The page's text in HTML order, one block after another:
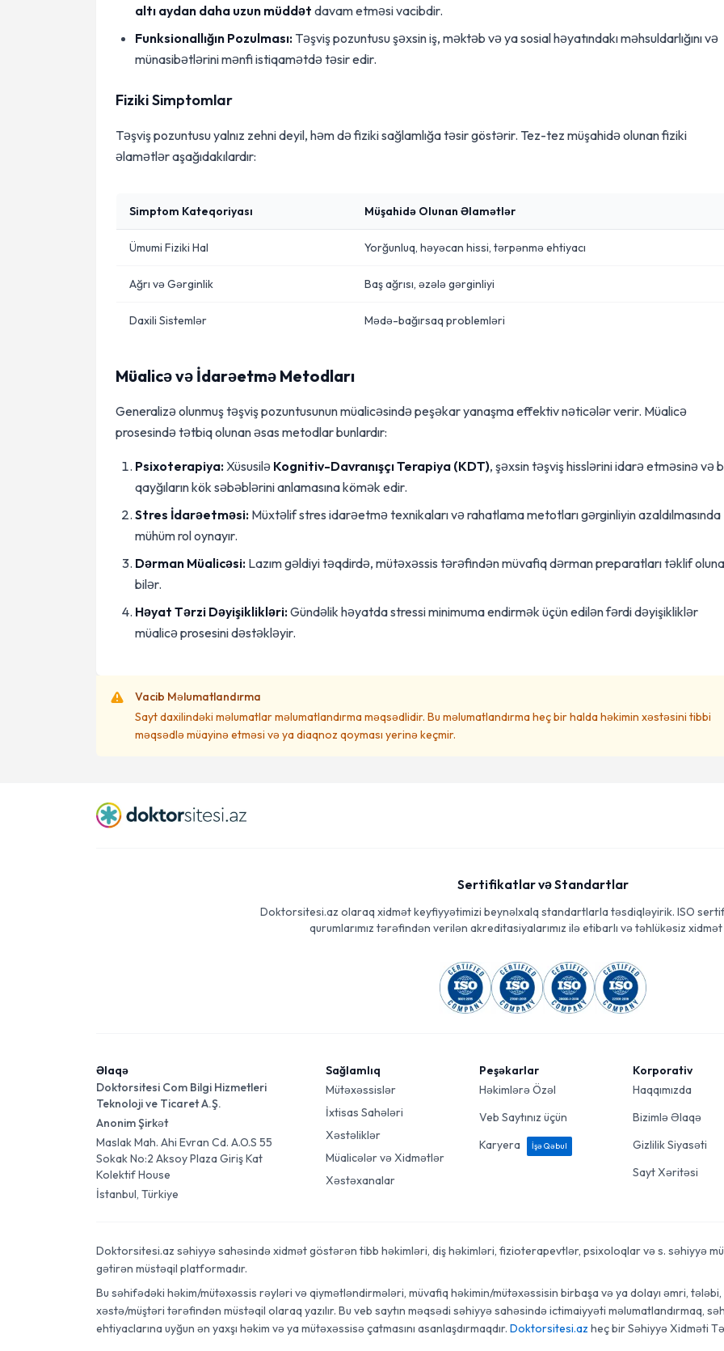
altı aydan daha uzun müddət davam etməsi vacibdir.
Funksionallığın Pozulması: Təşviş pozuntusu şəxsin iş, məktəb və ya sosial həyatındakı məhsuldarlığını və
münasibətlərini mənfi istiqamətdə təsir edir.
Fiziki Simptomlar
Təşviş pozuntusu yalnız zehni deyil, həm də fiziki sağlamlığa təsir göstərir. Tez-tez müşahidə olunan fiziki
əlamətlər aşağıdakılardır:
Simptom Kateqoriyası Müşahidə Olunan Əlamətlər
Ümumi Fiziki Hal Yorğunluq, həyəcan hissi, tərpənmə ehtiyacı
Ağrı və Gərginlik Baş ağrısı, əzələ gərginliyi
Daxili Sistemlər Mədə-bağırsaq problemləri
Müalicə və İdarəetmə Metodları
Generalizə olunmuş təşviş pozuntusunun müalicəsində peşəkar yanaşma effektiv nəticələr verir. Müalicə
prosesində tətbiq olunan əsas metodlar bunlardır:
Psixoterapiya:Xüsusilə Kognitiv-Davranışçı Terapiya (KDT), şəxsin təşviş hisslərini idarə etməsinə və
qayğıların kök səbəblərini anlamasına kömək edir.
Stres İdarəetməsi: Müxtəlif stres idarəetmə texnikaları və rahatlama metotları gərginliyin azaldılmasında
mühüm rol oynayır.
Dərman Müalicəsi: Lazım gəldiyi təqdirdə, mütəxəssis tərəfindən müvafiq dərman preparatları təklif oluna
bilər.
Həyat Tərzi Dəyişiklikləri:Gündəlik həyatda stressi minimuma endirmək üçün edilən fərdi dəyişikliklər
müalicə prosesini dəstəkləyir.
Vacib Məlumatlandırma
Sayt daxilindəki məlumatlar məlumatlandırma məqsədlidir. Bu məlumatlandırma heç bir halda həkimin xəstəsini tibbi
məqsədlə müayinə etməsi və ya diaqnoz qoyması yerinə keçmir.
Sertifikatlar və Standartlar
Doktorsitesi.az olaraq xidmət keyfiyyətimizi beynəlxalq standartlarla təsdiqləyirik. ISO
qurumlarımız tərəfindən verilən akreditasiyalarımız ilə etibarlı və təhlükəsiz
Əlaqə
Doktorsitesi Com Bilgi Hizmetleri
Teknoloji ve Ticaret A.Ş.
Anonim Şirkət
Maslak Mah. Ahi Evran Cd. A.O.S 55
Sokak No:2 Aksoy Plaza Giriş Kat
Kolektif House
İstanbul, Türkiye
Sağlamlıq
Mütəxəssislər
İxtisas Sahələri
Xəstəliklər
Müalicələr və Xidmətlər
Xəstəxanalar
Peşəkarlar
Həkimlərə Özəl
Veb Saytınız üçün
Karyera
İşə Qəbul
Korporativ
Haqqımızda
Bizimlə Əlaqə
Gizlilik Siyasəti
Sayt Xəritəsi
Doktorsitesi.az səhiyyə sahəsində xidmət göstərən tibb həkimləri, diş həkimləri, fizioterapevtlər, psixoloqlar və s. səhiyyə
gətirən müstəqil platformadır.
Bu səhifədəki həkim/mütəxəssis rəyləri və qiymətləndirmələri, müvafiq həkimin/mütəxəssisin birbaşa və ya dolayı əmri,
xəstə/müştəri tərəfindən müstəqil olaraq yazılır. Bu veb saytın məqsədi səhiyyə sahəsində ictimaiyyəti məlumatlandırmaq,
ehtiyaclarına uyğun ən yaxşı həkim və ya mütəxəssisə çatmasını asanlaşdırmaqdır. Doktorsitesi.az heç bir Səhiyyə Xidməti